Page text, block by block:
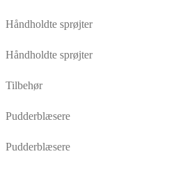
Håndholdte sprøjter
Håndholdte sprøjter
Tilbehør
Pudderblæsere
Pudderblæsere